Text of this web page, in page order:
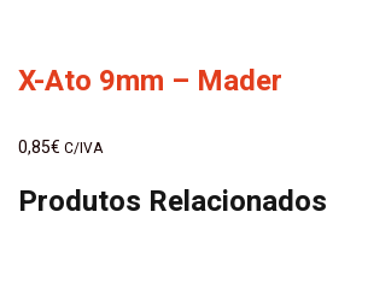
X-Ato 9mm – Mader
0,85€ C/IVA
Produtos Relacionados